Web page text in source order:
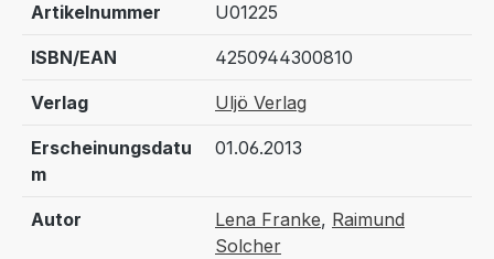
Artikelnummer U01225
ISBN/EAN 4250944300810
Verlag Uljö Verlag
Erscheinungsdatu
m
01.06.2013
Autor Lena Franke, Raimund
Solcher